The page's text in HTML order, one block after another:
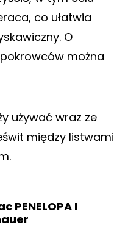
co ułatwia
O
można
używać wraz ze
między listwami
PENELOPA I